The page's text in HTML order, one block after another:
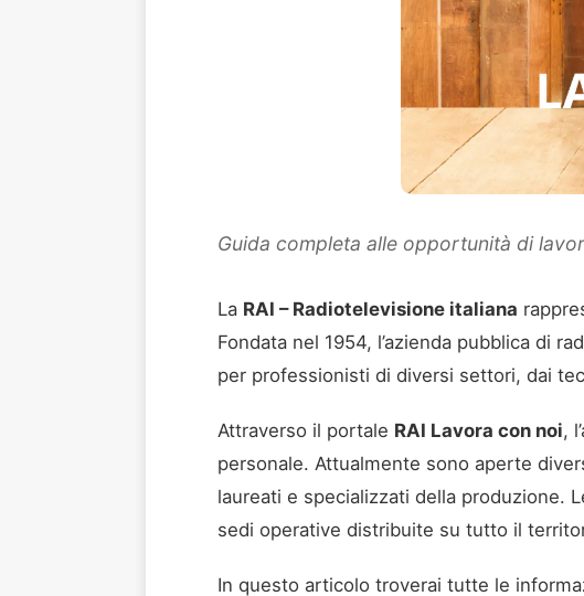
Guida completa alle opportunità di
La RAI – Radiotelevisione italiana
Fondata nel 1954, l’azienda pubblica di
per professionisti di diversi settori, dai
Attraverso il portale RAI Lavora con noi,
personale. Attualmente sono aperte
laureati e specializzati della produzione.
sedi operative distribuite su tutto il
In questo articolo troverai tutte le